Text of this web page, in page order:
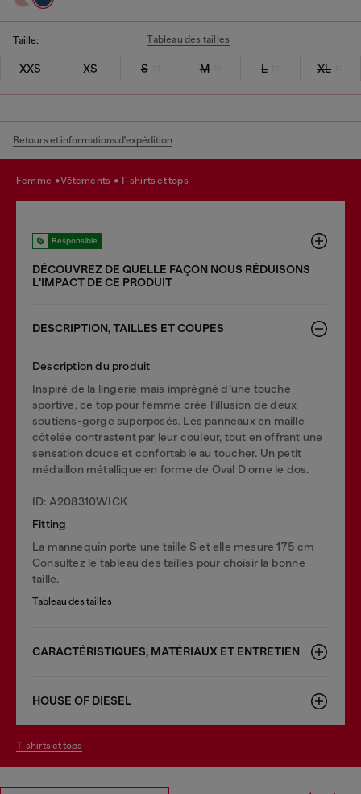
Taille: Tableau des tailles
XXS XS S M L XL
Retours et informations d'expédition
femme vêtements t-shirts et tops
Responsible
DÉCOUVREZ DE QUELLE FAÇON NOUS RÉDUISONS
LʹIMPACT DE CE PRODUIT
DESCRIPTION, TAILLES ET COUPES
Description du produit
Inspiré de la lingerie mais imprégné d’une touche
sportive, ce top pour femme crée l’illusion de deux
soutiens-gorge superposés. Les panneaux en maille
côtelée contrastent par leur couleur, tout en offrant une
sensation douce et confortable au toucher. Un petit
médaillon métallique en forme de Oval D orne le dos.
ID: A208310WICK
Fitting
La mannequin porte une taille S et elle mesure 175 cm
Consultez le tableau des tailles pour choisir la bonne
taille.
Tableau des tailles
CARACTÉRISTIQUES, MATÉRIAUX ET ENTRETIEN
HOUSE OF DIESEL
t-shirts et tops